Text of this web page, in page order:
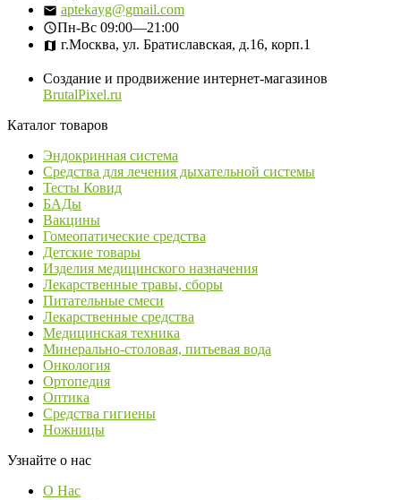
aptekayg@gmail.com
Пн-Вс 09:00—21:00
г.Москва, ул. Братиславская, д.16, корп.1
Создание и продвижение интернет-магазинов
BrutalPixel.ru
Каталог товаров
Эндокринная система
Средства для лечения дыхательной системы
Тесты Ковид
БАДы
Вакцины
Гомеопатические средства
Детские товары
Изделия медицинского назначения
Лекарственные травы, сборы
Питательные смеси
Лекарственные средства
Медицинская техника
Минерально-столовая, питьевая вода
Онкология
Ортопедия
Оптика
Средства гигиены
Ножницы
Узнайте о нас
О Нас